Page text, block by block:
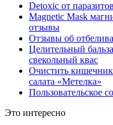
Detoxic от
Magnetic Mask
отзывы
Отзывы об
Целительный
свекольный квас
Очистить
салата «Метелка»
Пользовательское
Это интересно